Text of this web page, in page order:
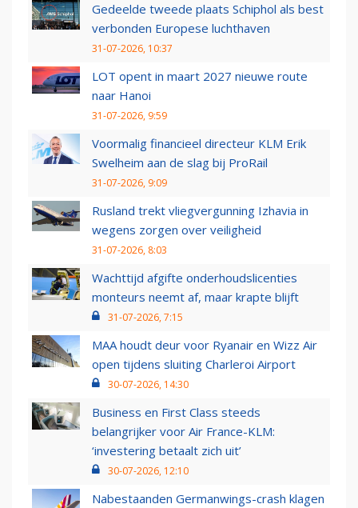
Gedeelde tweede plaats Schiphol als best
verbonden Europese luchthaven
31-07-2026, 10:37
LOT opent in maart 2027 nieuwe route
naar Hanoi
31-07-2026, 9:59
Voormalig financieel directeur KLM Erik
Swelheim aan de slag bij ProRail
31-07-2026, 9:09
Rusland trekt vliegvergunning Izhavia in
wegens zorgen over veiligheid
31-07-2026, 8:03
Wachttijd afgifte onderhoudslicenties
monteurs neemt af, maar krapte blijft
31-07-2026, 7:15
MAA houdt deur voor Ryanair en Wizz Air
open tijdens sluiting Charleroi Airport
30-07-2026, 14:30
Business en First Class steeds
belangrijker voor Air France-KLM:
‘investering betaalt zich uit’
30-07-2026, 12:10
Nabestaanden Germanwings-crash klagen